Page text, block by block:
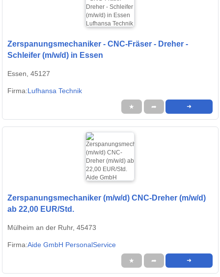
Zerspanungsmechaniker - CNC-Fräser - Dreher -
Schleifer (m/w/d) in Essen
Essen, 45127
Firma:Lufhansa Technik
★ ➦ ➜
Zerspanungsmechaniker (m/w/d) CNC-Dreher (m/w/d)
ab 22,00 EUR/Std.
Mülheim an der Ruhr, 45473
Firma:Aide GmbH PersonalService
★ ➦ ➜